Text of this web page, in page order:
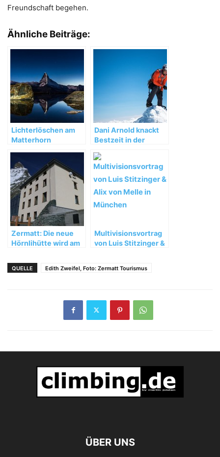
Freundschaft begehen.
Ähnliche Beiträge:
Lichterlöschen am
Matterhorn
Dani Arnold knackt
Bestzeit in der
Nordwand
Zermatt: Die neue
Hörnlihütte wird am
eingeweiht
Multivisionsvortrag
von Luis Stitzinger &
QUELLE Edith Zweifel, Foto: Zermatt Tourismus
ÜBER UNS